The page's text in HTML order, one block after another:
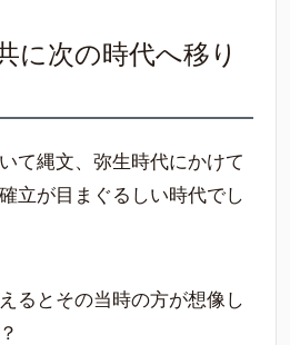
に次の時代へ移り
て縄文、弥生時代にかけて
立が目まぐるしい時代でし
るとその当時の方が想像し